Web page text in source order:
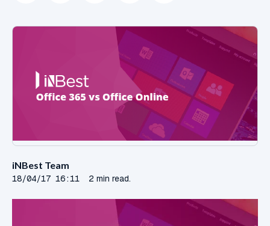
iNBest Team
18/04/17 16:11 2 min read.